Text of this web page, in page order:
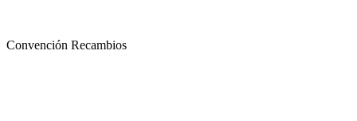
Convención Recambios